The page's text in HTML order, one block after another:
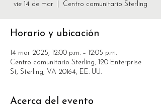
vie 14 de mar Centro comunitario Sterling
Horario y ubicación
14 mar 2025, 12:00 p.m. – 12:05 p.m.
Centro comunitario Sterling, 120 Enterprise
St, Sterling, VA 20164, EE. UU.
Acerca del evento